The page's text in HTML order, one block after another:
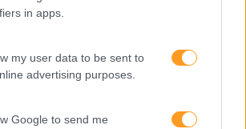
in apps.
my user data to be sent to
advertising purposes.
Google to send me
Formação, fala